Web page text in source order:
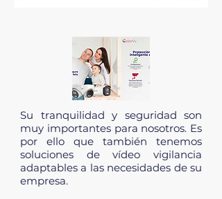
Su tranquilidad y seguridad son
muy importantes para nosotros. Es
por ello que también tenemos
soluciones de vídeo vigilancia
adaptables a las necesidades de su
empresa.